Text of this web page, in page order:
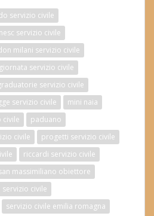
servizio civile
servizio civile
milani servizio civile
giornata servizio civile
servizio civile
servizio civile
mini naia
civile
paduano
civile
progetti servizio civile
riccardi servizio civile
massimiliano obiettore
servizio civile
servizio civile emilia romagna